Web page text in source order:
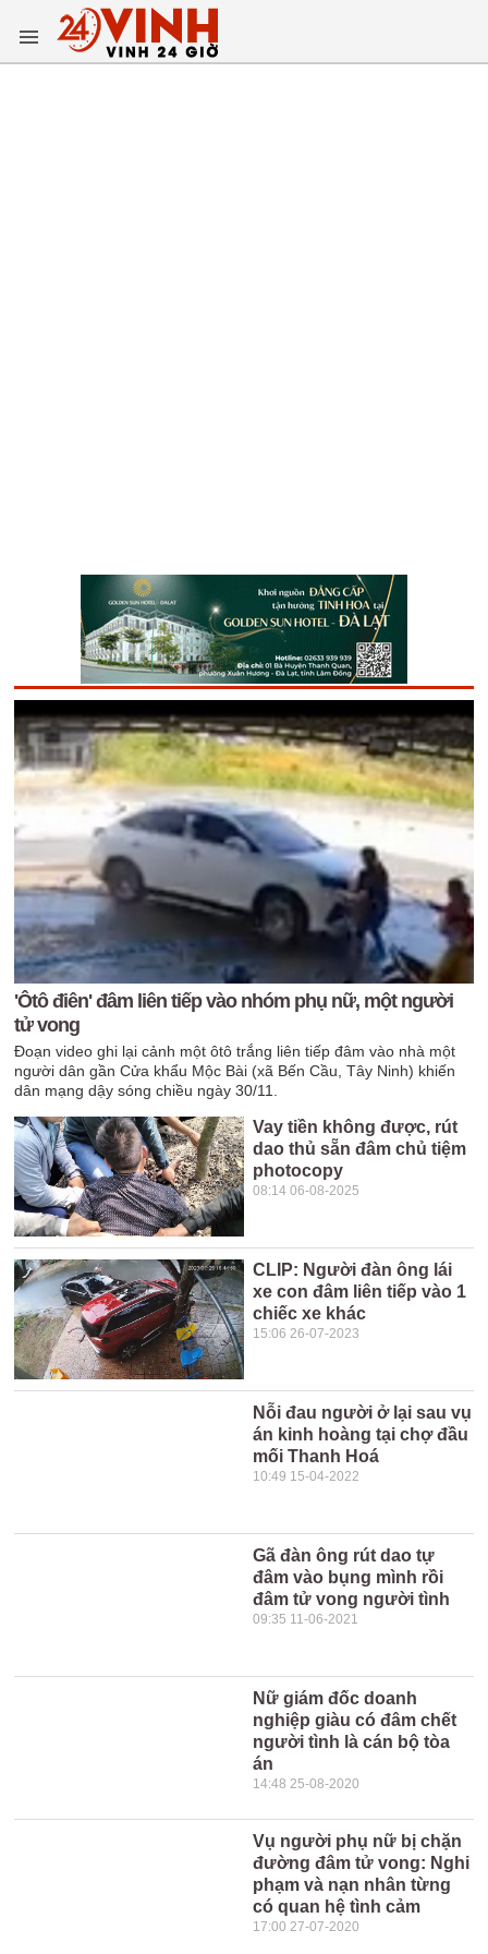
'Ôtô điên' đâm liên tiếp vào nhóm phụ nữ, một người
tử vong
Đoạn video ghi lại cảnh một ôtô trắng liên tiếp đâm vào nhà một
người dân gần Cửa khẩu Mộc Bài (xã Bến Cầu, Tây Ninh) khiến
dân mạng dậy sóng chiều ngày 30/11.
Vay tiền không được, rút
dao thủ sẵn đâm chủ tiệm
photocopy
08:14 06-08-2025
CLIP: Người đàn ông lái
xe con đâm liên tiếp vào 1
chiếc xe khác
15:06 26-07-2023
Nỗi đau người ở lại sau vụ
án kinh hoàng tại chợ đầu
mối Thanh Hoá
10:49 15-04-2022
Gã đàn ông rút dao tự
đâm vào bụng mình rồi
đâm tử vong người tình
09:35 11-06-2021
Nữ giám đốc doanh
nghiệp giàu có đâm chết
người tình là cán bộ tòa
án
14:48 25-08-2020
Vụ người phụ nữ bị chặn
đường đâm tử vong: Nghi
phạm và nạn nhân từng
có quan hệ tình cảm
17:00 27-07-2020